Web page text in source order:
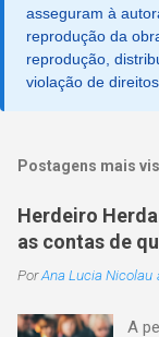
asseguram à
reprodução da
reprodução,
violação de
Postagens mais
Herdeiro
as contas de
PorAna Lucia Nicolau
A